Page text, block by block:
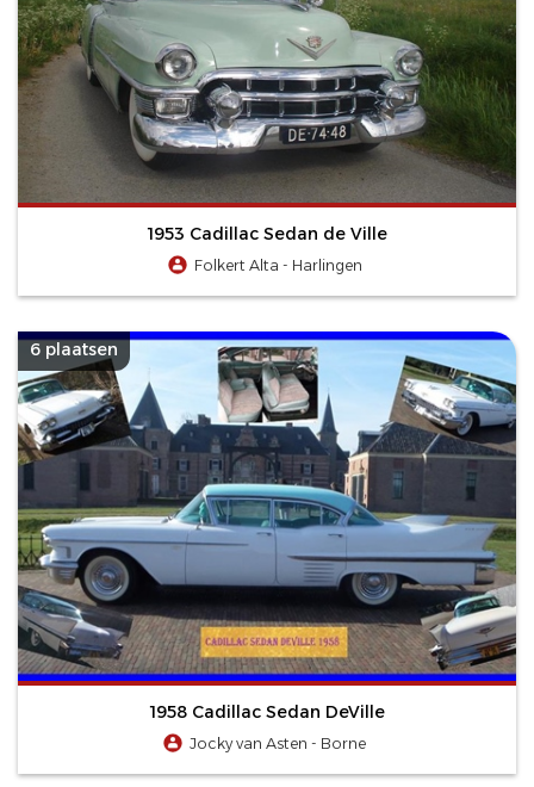
1953 Cadillac Sedan de Ville
Folkert Alta - Harlingen
6 plaatsen
1958 Cadillac Sedan DeVille
Jocky van Asten - Borne